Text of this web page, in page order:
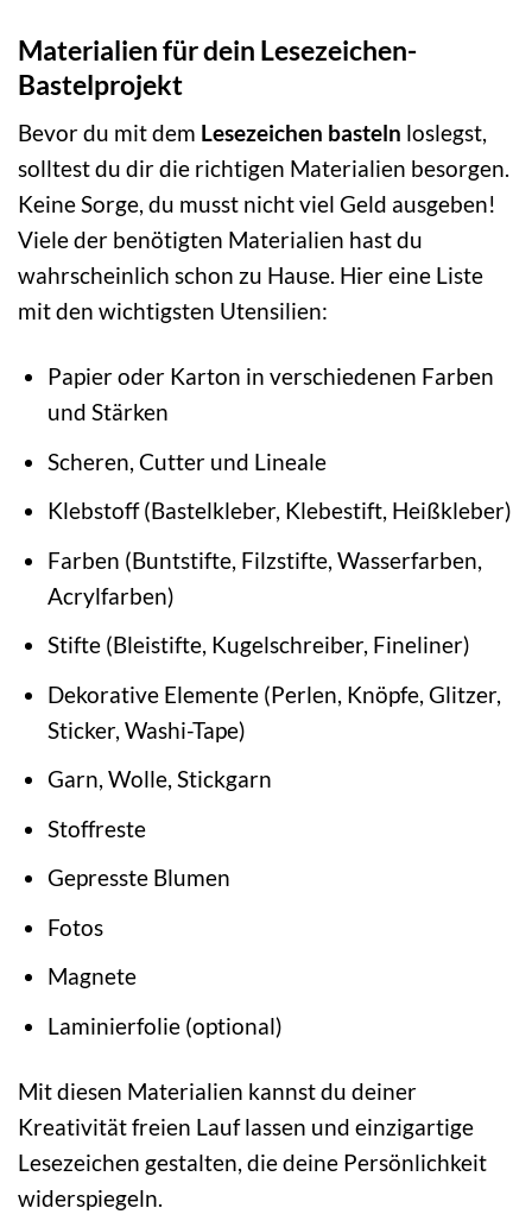
Materialien für dein Lesezeichen-
Bastelprojekt
Bevor du mit dem Lesezeichen basteln loslegst,
solltest du dir die richtigen Materialien besorgen.
Keine Sorge, du musst nicht viel Geld ausgeben!
Viele der benötigten Materialien hast du
wahrscheinlich schon zu Hause. Hier eine Liste
mit den wichtigsten Utensilien:
Papier oder Karton in verschiedenen Farben
und Stärken
Scheren, Cutter und Lineale
Klebstoff (Bastelkleber, Klebestift, Heißkleber)
Farben (Buntstifte, Filzstifte, Wasserfarben,
Acrylfarben)
Stifte (Bleistifte, Kugelschreiber, Fineliner)
Dekorative Elemente (Perlen, Knöpfe, Glitzer,
Sticker, Washi-Tape)
Garn, Wolle, Stickgarn
Stoffreste
Gepresste Blumen
Fotos
Magnete
Laminierfolie (optional)
Mit diesen Materialien kannst du deiner
Kreativität freien Lauf lassen und einzigartige
Lesezeichen gestalten, die deine Persönlichkeit
widerspiegeln.